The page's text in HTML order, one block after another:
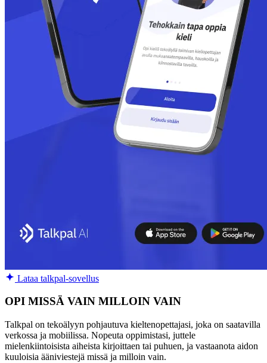
Lataa talkpal-sovellus
OPI MISSÄ VAIN MILLOIN VAIN
Talkpal on tekoälyyn pohjautuva kieltenopettajasi, joka on saatavilla
verkossa ja mobiilissa. Nopeuta oppimistasi, juttele
mielenkiintoisista aiheista kirjoittaen tai puhuen, ja vastaanota aidon
kuuloisia ääniviestejä missä ja milloin vain.